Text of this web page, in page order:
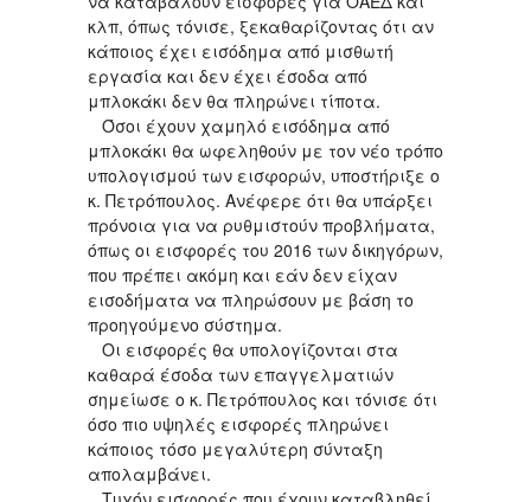
κλπ, όπως τόνισε, ξεκαθαρίζοντας ότι αν
κάποιος έχει εισόδημα από μισθωτή
εργασία και δεν έχει έσοδα από
μπλοκάκι δεν θα πληρώνει τίποτα.
Όσοι έχουν χαμηλό εισόδημα από
μπλοκάκι θα ωφεληθούν με τον νέο τρόπο
υπολογισμού των εισφορών, υποστήριξε ο
κ. Πετρόπουλος. Ανέφερε ότι θα υπάρξει
πρόνοια για να ρυθμιστούν προβλήματα,
όπως οι εισφορές του 2016 των δικηγόρων,
που πρέπει ακόμη και εάν δεν είχαν
εισοδήματα να πληρώσουν με βάση το
προηγούμενο σύστημα.
Οι εισφορές θα υπολογίζονται στα
καθαρά έσοδα των επαγγελματιών
σημείωσε ο κ. Πετρόπουλος και τόνισε ότι
όσο πιο υψηλές εισφορές πληρώνει
κάποιος τόσο μεγαλύτερη σύνταξη
απολαμβάνει.